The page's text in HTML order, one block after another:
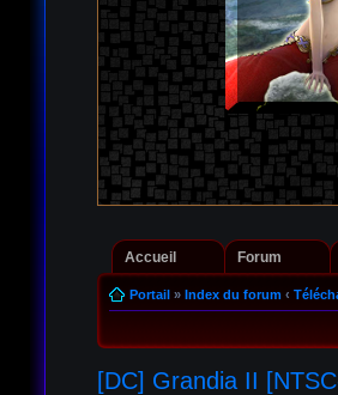
Accueil Forum
Portail» Index du forum ‹
[DC] Grandia II